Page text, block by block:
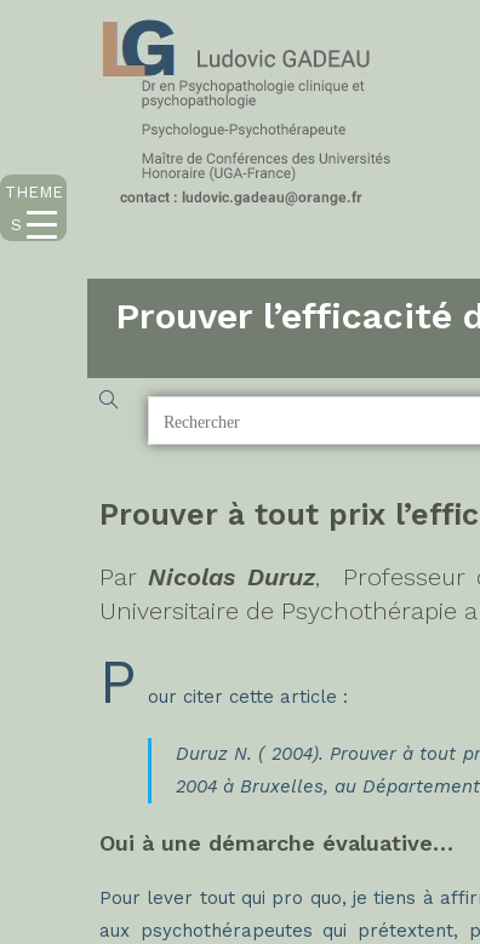
Prouver l’efficacité
Prouver à tout prix
ParNicolas Duruz, Professeur
Universitaire de Psychothérapie
P our citer cette article :
Duruz N. ( 2004). Prouver à tout
2004 à Bruxelles, au
Oui à une démarche évaluative…
Pour lever tout qui pro quo, je tiens à
aux psychothérapeutes qui prétextent,
THEME
S